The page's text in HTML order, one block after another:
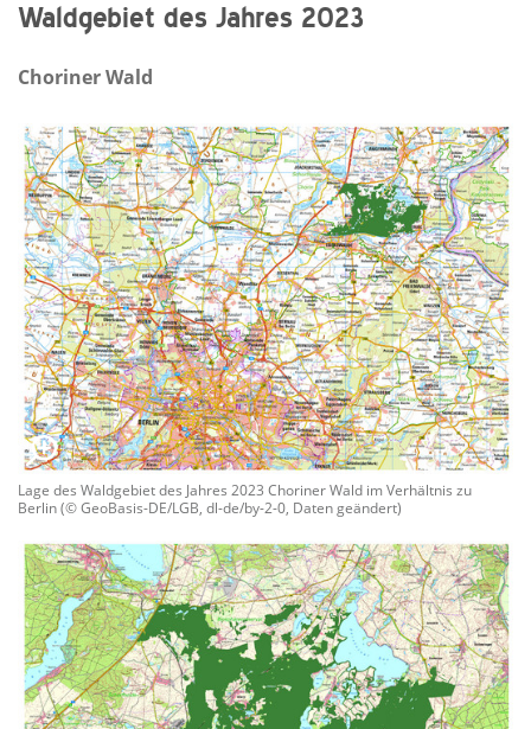
Waldgebiet des Jahres 2023
Choriner Wald
Lage des Waldgebiet des Jahres 2023 Choriner Wald im Verhältnis zu
Berlin (© GeoBasis-DE/LGB, dl-de/by-2-0, Daten geändert)